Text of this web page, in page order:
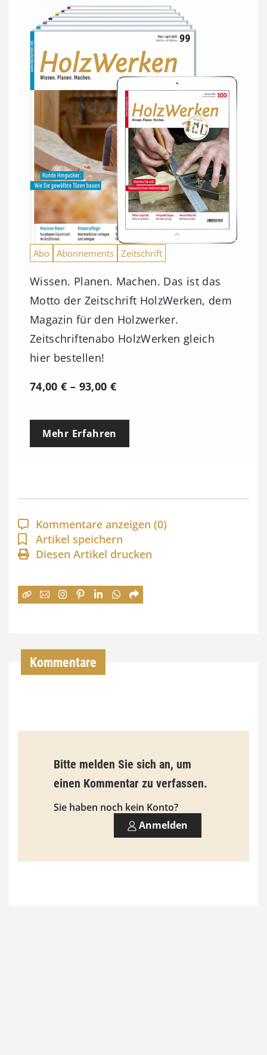
Abo Abonnements Zeitschrift
Wissen. Planen. Machen. Das ist das
Motto der Zeitschrift HolzWerken, dem
Magazin für den Holzwerker.
Zeitschriftenabo HolzWerken gleich
hier bestellen!
74,00€ – 93,00 €P
e
p
a
n
n
:
€
i
s
9
0
Mehr Erfahren
Kommentare anzeigen (0)
Artikel speichern
Diesen Artikel drucken
Kommentare
Bitte melden Sie sich an, um
einen Kommentar zu verfassen.
Sie haben noch kein Konto?
Anmelden